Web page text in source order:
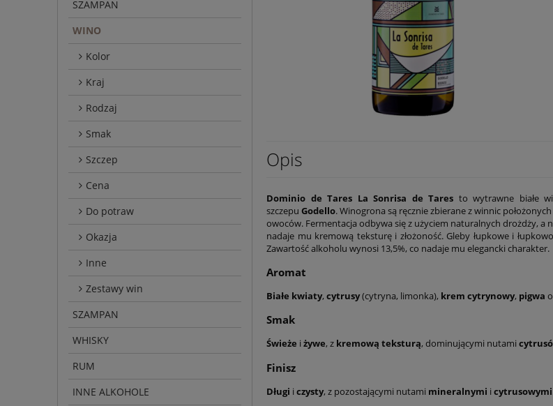
SZAMPAN
WINO
Kolor
Kraj
Rodzaj
Smak
Szczep
Cena
Do potraw
Okazja
Inne
Zestawy win
SZAMPAN
WHISKY
RUM
INNE ALKOHOLE
Opis
Dominio de Tares La Sonrisa de Tares to wytrawne białe
szczepuGodello. Winogrona są ręcznie zbierane z winnic
owoców. Fermentacja odbywa się z użyciem naturalnych drożdży, a
nadaje mu kremową teksturę i złożoność. Gleby łupkowe i
Zawartość alkoholu wynosi 13,5%, co nadaje mu elegancki charakter.
Aromat
Białe kwiaty, cytrusy(cytryna, limonka), krem cytrynowy, pigwa
Smak
Świeże i żywe, z kremową teksturą, dominującymi nutami
Finisz
Długi i czysty, z pozostającymi nutami mineralnymi i cytrusowymi